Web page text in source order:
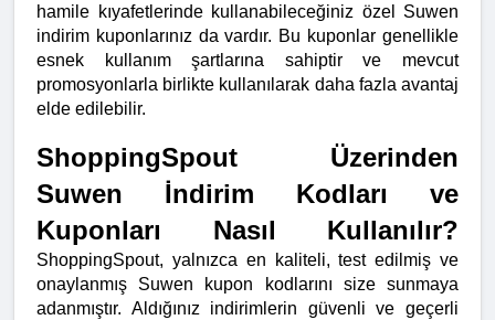
hamile kıyafetlerinde kullanabileceğiniz özel Suwen
indirim kuponlarınız da vardır. Bu kuponlar genellikle
esnek kullanım şartlarına sahiptir ve mevcut
promosyonlarla birlikte kullanılarak daha fazla avantaj
elde edilebilir.
ShoppingSpout Üzerinden
Suwen İndirim Kodları ve
Kuponları Nasıl Kullanılır?
ShoppingSpout, yalnızca en kaliteli, test edilmiş ve
onaylanmış Suwen kupon kodlarını size sunmaya
adanmıştır. Aldığınız indirimlerin güvenli ve geçerli